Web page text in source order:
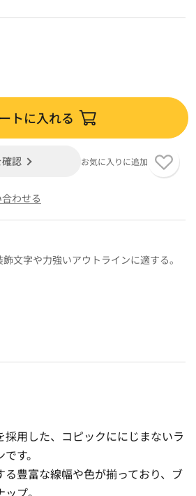
トに入れる
認 お気に入りに追加
わせる
文字や力強いアウトラインに適する。
用した、コピックににじまないラ
す。
豊富な線幅や色が揃っており、ブ
プ。